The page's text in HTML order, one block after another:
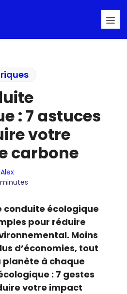
: 7 astuces
votre
carbone
Alex
conduite écologique
pour réduire
Moins
d’économies, tout
à chaque
: 7 gestes
votre impact